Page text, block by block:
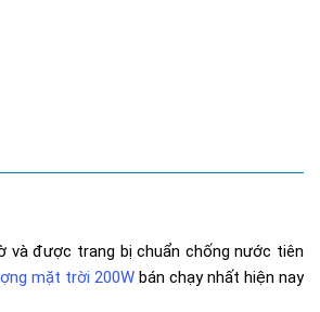
và được trang bị chuẩn chống nước tiên
mặt trời 200Wbán chạy nhất hiện nay